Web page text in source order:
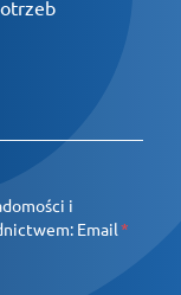
i
Email